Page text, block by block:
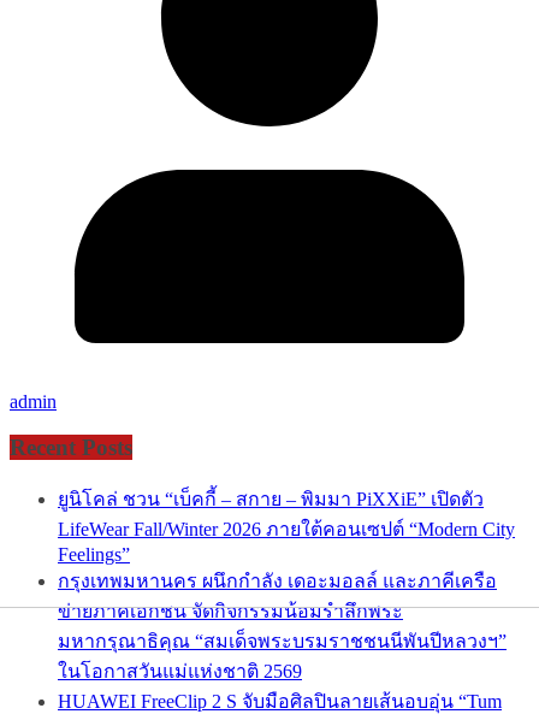
admin
Recent Posts
ยูนิโคล่ ชวน “เบ็คกี้ – สกาย – พิมมา PiXXiE” เปิดตัว
LifeWear Fall/Winter 2026 ภายใต้คอนเซปต์ “Modern City
Feelings”
กรุงเทพมหานคร ผนึกกำลัง เดอะมอลล์ และภาคีเครือ
ข่ายภาคเอกชน จัดกิจกรรมน้อมรำลึกพระ
มหากรุณาธิคุณ “สมเด็จพระบรมราชชนนีพันปีหลวงฯ”
ในโอกาสวันแม่แห่งชาติ 2569
HUAWEI FreeClip 2 S จับมือศิลปินลายเส้นอบอุ่น “Tum